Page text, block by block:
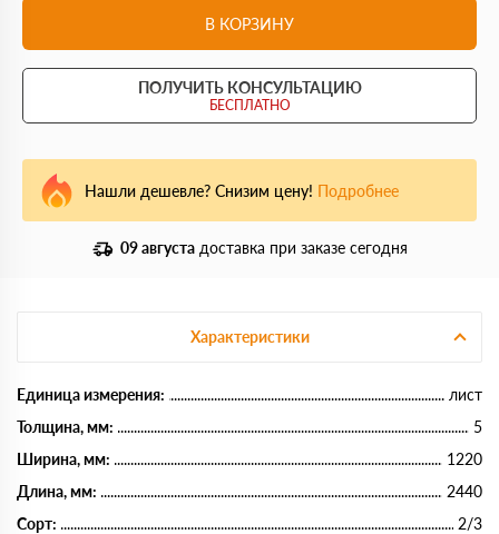
В КОРЗИНУ
ПОЛУЧИТЬ КОНСУЛЬТАЦИЮ
БЕСПЛАТНО
Нашли дешевле? Снизим цену! Подробнее
09 августа доставка при заказе сегодня
Характеристики
Единица измерения:
лист
Толщина, мм:
5
Ширина, мм:
1220
Длина, мм:
2440
Сорт:
2/3